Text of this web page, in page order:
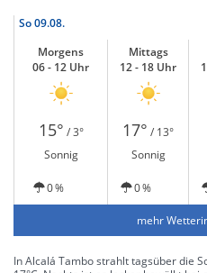
So09.08.
Morgens
06 - 12 Uhr
Mittags
12 - 18 Uhr
15° / 3° 17° / 13°
Sonnig
Sonnig
0 % 0 %
mehr
In Alcalá Tambo strahlt tagsüber die